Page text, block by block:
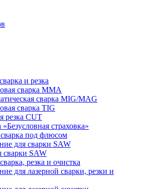
и резка
сварка MMA
сварка MIG/MAG
сварка TIG
резка CUT
страховка»
под флюсом
для сварки SAW
сварки SAW
резка и очистка
для лазерной сварки, резки и